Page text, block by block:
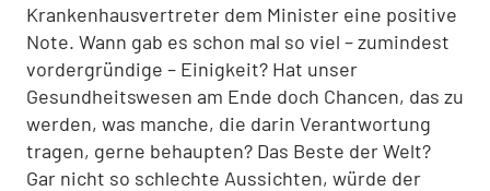
Krankenhausvertreter dem Minister eine positive
Note. Wann gab es schon mal so viel – zumindest
vordergründige – Einigkeit? Hat unser
Gesundheitswesen am Ende doch Chancen, das zu
werden, was manche, die darin Verantwortung
tragen, gerne behaupten? Das Beste der Welt?
Gar nicht so schlechte Aussichten, würde der